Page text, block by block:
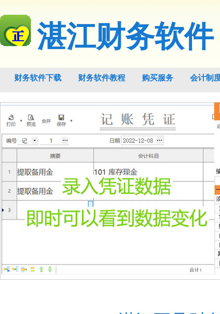
湛江财务软件
财务软件下载 财务软件教程 购买服务 会计制